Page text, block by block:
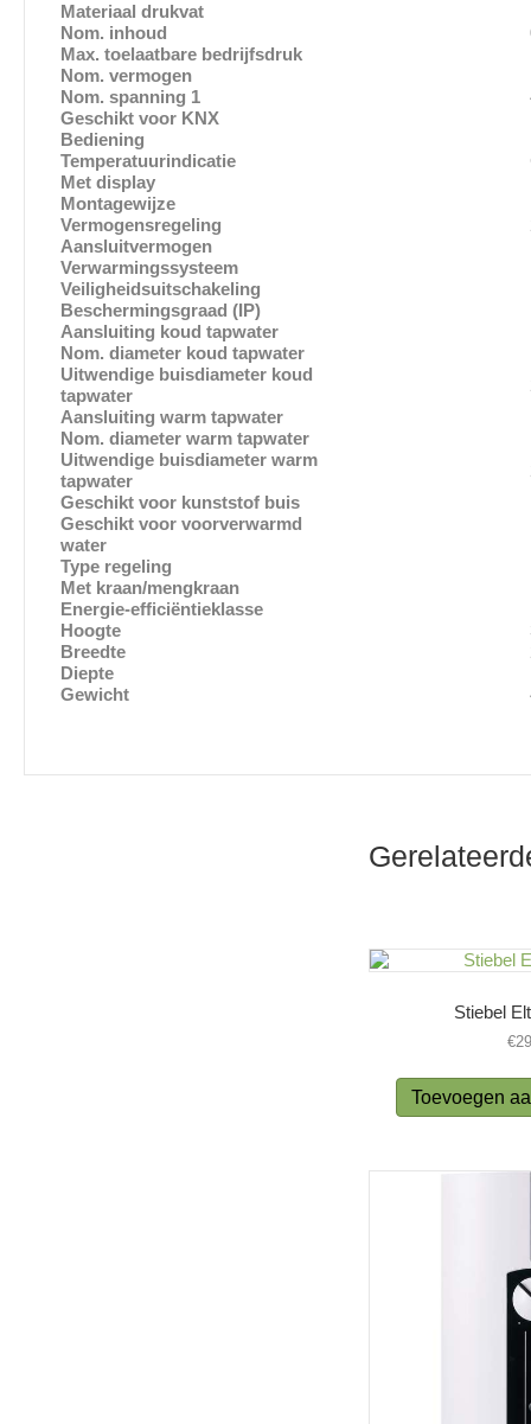
Materiaal drukvat
Nom. inhoud
0.6
Max. toelaatbare bedrijfsdruk
Nom. vermogen
Nom. spanning 1
400
Geschikt voor KNX
Bediening
Temperatuurindicatie
Met display
Montagewijze
Vermogensregeling
Aansluitvermogen
Verwarmingssysteem
Veiligheidsuitschakeling
Beschermingsgraad (IP)
Aansluiting koud tapwater
Nom. diameter koud tapwater
Uitwendige buisdiameter koud
tapwater
Aansluiting warm tapwater
Nom. diameter warm tapwater
Uitwendige buisdiameter warm
tapwater
Geschikt voor kunststof buis
Geschikt voor voorverwarmd
water
Type regeling
Met kraan/mengkraan
Energie-efficiëntieklasse
Hoogte
370
Breedte
Diepte
Gewicht
4.1
Stiebel
€
Toevoegen